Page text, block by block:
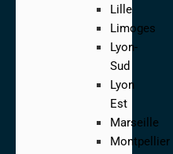
Lille
Limoges
Lyon-
Sud
Lyon
Est
Marseille
Montpellier